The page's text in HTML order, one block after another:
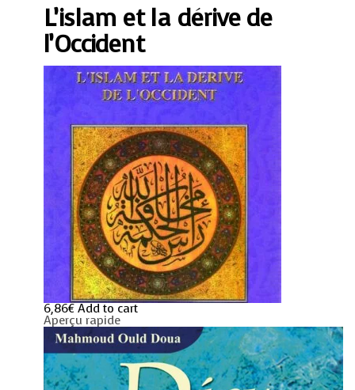
l’Occident
quantity
L’islam et la dérive de
l’Occident
6,86€ Add to cart
Aperçu rapide